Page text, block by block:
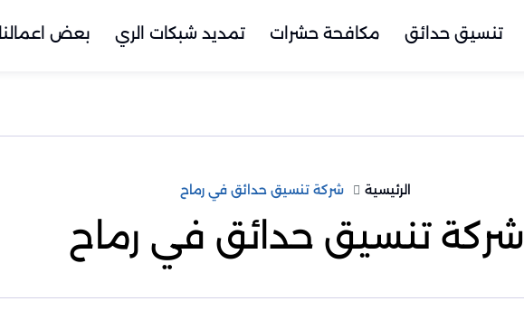
تنسيق حدائق مكافحة حشرات تمديد شبكات الري بعض اعمالنا
الرئيسية شركة تنسيق حدائق في رماح
شركة تنسيق حدائق في رماح